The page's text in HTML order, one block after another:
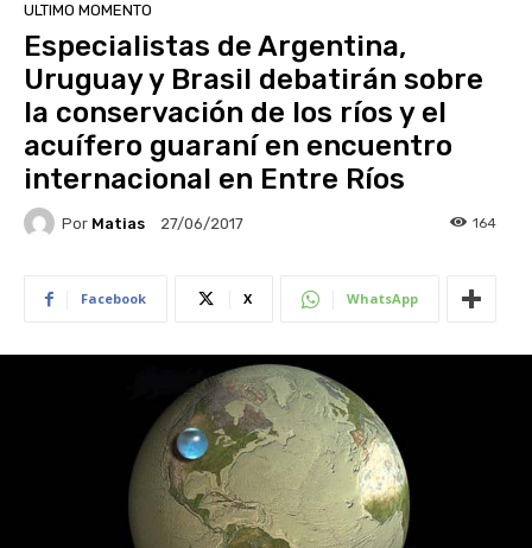
ULTIMO MOMENTO
Especialistas de Argentina,
Uruguay y Brasil debatirán sobre
la conservación de los ríos y el
acuífero guaraní en encuentro
internacional en Entre Ríos
Por Matias 27/06/2017 164
Facebook X WhatsApp